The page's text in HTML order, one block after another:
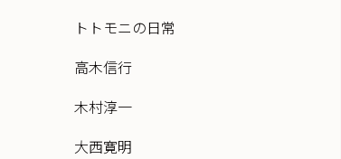
トトモニの日常
高木信行
木村淳一
大西寛明